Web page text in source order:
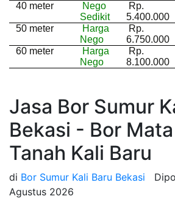
40 meter
Nego
Sedikit
Rp.
5.400.000
50 meter
Harga
Nego
Rp.
6.750.000
60 meter
Harga
Nego
Rp.
8.100.000
Jasa Bor Sumur
Bekasi - Bor
Tanah Kali Baru
di Bor Sumur Kali Baru Bekasi
Agustus 2026